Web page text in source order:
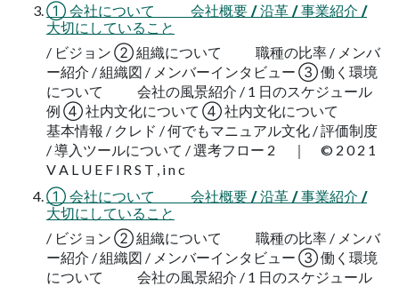
① 会社について 会社概要 / 沿革 / 事業紹介 /
大切にしていること
/ ビジョン ② 組織について 職種の比率 / メンバ
ー紹介 / 組織図 / メンバーインタビュー ③ 働く環境
について 会社の風景紹介 / 1 日のスケジュール
例 ④ 社内文化について ④ 社内文化について
基本情報 / クレド / 何でもマニュアル文化 / 評価制度
/ 導入ツールについて / 選考フロー 2 ｜ © 2 0 2 1
V A L U E F I R S T , i n c
① 会社について 会社概要 / 沿革 / 事業紹介 /
大切にしていること
/ ビジョン ② 組織について 職種の比率 / メンバ
ー紹介 / 組織図 / メンバーインタビュー ③ 働く環境
について 会社の風景紹介 / 1 日のスケジュール